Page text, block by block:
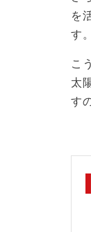
を
す。
こ
太
す